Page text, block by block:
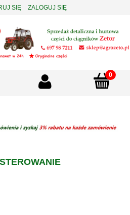
SIĘ ZALOGUJ SIĘ